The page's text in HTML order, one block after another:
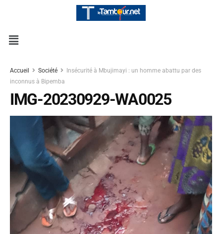
Accueil Société
Insécurité à Mbujimayi : un homme abattu par des
inconnus à Bipemba
IMG-20230929-WA0025